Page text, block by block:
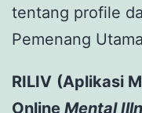
tentang profile
Pemenang
RILIV (Aplikasi
Online Mental